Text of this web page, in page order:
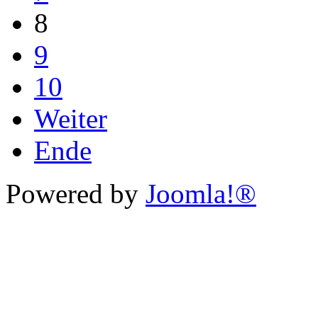
8
9
10
Weiter
Ende
Powered by Joomla!®